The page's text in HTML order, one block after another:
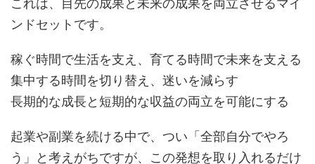
これは、目先の成果と未来の成果を両立させるマイ
ンドセットです。
稼ぐ時間で生活を支え、育てる時間で未来を支える
集中する時間を切り替え、迷いを減らす
長期的な成長と短期的な収益の両立を可能にする
起業や副業を続ける中で、つい「全部自分でやろ
う」と考えがちですが、この発想を取り入れるだけ